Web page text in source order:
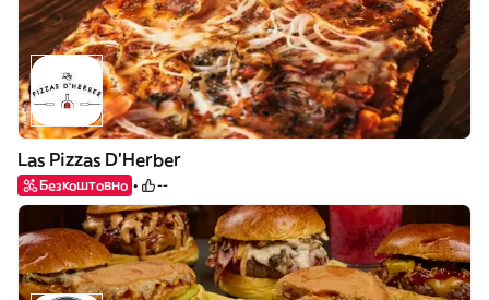
Las Pizzas D'Herber
Безкоштовно --